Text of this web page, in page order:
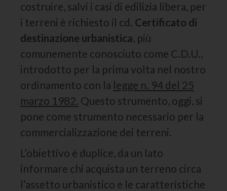
costruire, salvi i casi di edilizia libera, per
i terreni è richiesto il cd. Certificato di
destinazione urbanistica, più
comunemente conosciuto come C.D.U.,
introdotto per la prima volta nel nostro
ordinamento con la legge n. 94 del 25
marzo 1982. Questo strumento, oggi, si
pone come strumento necessario per la
commercializzazione dei terreni.
L’obiettivo è duplice, da un lato
informare chi acquista un terreno circa
l’assetto urbanistico e le caratteristiche